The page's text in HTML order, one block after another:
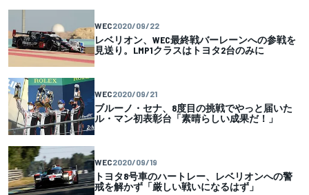
WEC2020/09/22
レベリオン、WEC最終戦バーレーンへの参戦を
見送り。LMP1クラスはトヨタ2台のみに
WEC2020/09/21
ブルーノ・セナ、8度目の挑戦でやっと届いた
ル・マン初表彰台「素晴らしい成果だ！」
WEC2020/09/19
トヨタ8号車のハートレー、レベリオンへの警
戒を解かず「厳しい戦いになるはず」